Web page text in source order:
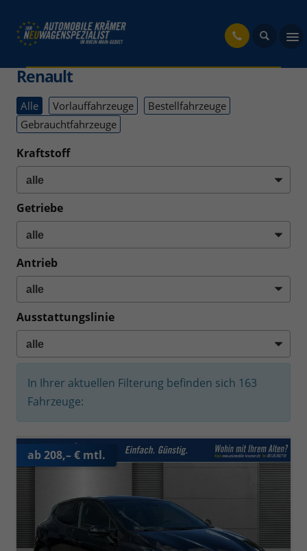
Renault
Alle Vorlauffahrzeuge
Bestellfahrzeuge
Gebrauchtfahrzeuge
Kraftstoff
Getriebe
Antrieb
Ausstattungslinie
In Ihrer aktuellen Filterung befinden sich 163
Fahrzeuge:
ab 208,– € mtl.